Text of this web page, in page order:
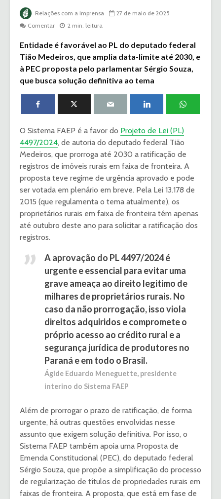
Relações com a Imprensa
27 de maio de 2025
Comentar
2 min. leitura
Entidade é favorável ao PL do deputado federal
Tião Medeiros, que amplia data-limite até 2030, e
à PEC proposta pelo parlamentar Sérgio Souza,
que busca solução definitiva ao tema
O Sistema FAEP é a favor do Projeto de Lei (PL)
4497/2024, de autoria do deputado federal Tião
Medeiros, que prorroga até 2030 a ratificação de
registros de imóveis rurais em faixa de fronteira. A
proposta teve regime de urgência aprovado e pode
ser votada em plenário em breve. Pela Lei 13.178 de
2015 (que regulamenta o tema atualmente), os
proprietários rurais em faixa de fronteira têm apenas
até outubro deste ano para solicitar a ratificação dos
registros.
A aprovação do PL 4497/2024 é
urgente e essencial para evitar uma
grave ameaça ao direito legitimo de
milhares de proprietários rurais. No
caso da não prorrogação, isso viola
direitos adquiridos e compromete o
próprio acesso ao crédito rural e a
segurança jurídica de produtores no
Paraná e em todo o Brasil.
Ágide Eduardo Meneguette, presidente
interino do Sistema FAEP
Além de prorrogar o prazo de ratificação, de forma
urgente, há outras questões envolvidas nesse
assunto que exigem solução definitiva. Por isso, o
Sistema FAEP também apoia uma Proposta de
Emenda Constitucional (PEC), do deputado federal
Sérgio Souza, que propõe a simplificação do processo
de regularização de títulos de propriedades rurais em
faixas de fronteira. A proposta, que está em fase de